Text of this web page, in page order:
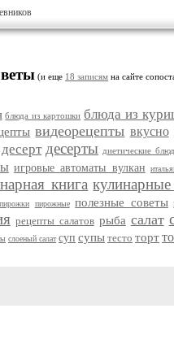
(и еще 18 записям на сайте
блюда из картошки блюда из
видеорецепты вкусно
десерт десерты диетические
игровые автоматы вулкан
книга
пирожки пирожные полезные советы
рецепты салатов рыба салат
слоеный салат суп супы тесто торт